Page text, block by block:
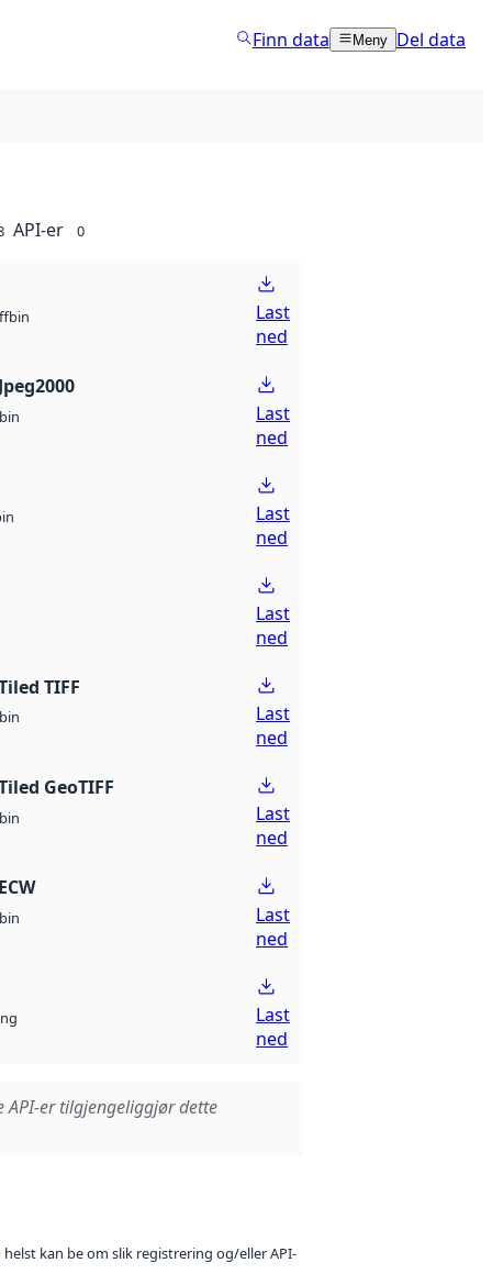
Finn data Meny Del data
API-er 0
bin
Last
ned
bin
Last
ned
Last
ned
Last
ned
TIFF
bin
Last
ned
GeoTIFF
bin
Last
ned
bin
Last
ned
Last
ned
API-er tilgjengeliggjør dette
kan be om slik registrering og/eller API-